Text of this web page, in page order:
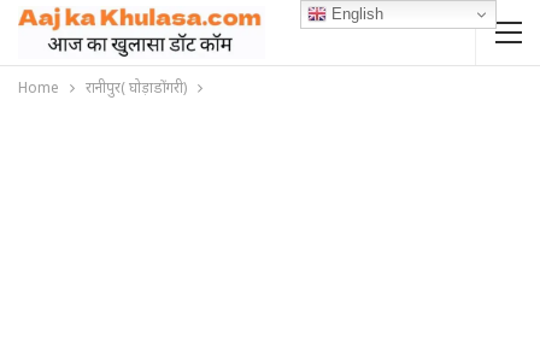
Home रानीपुर( घोड़ाडोंगरी)
English